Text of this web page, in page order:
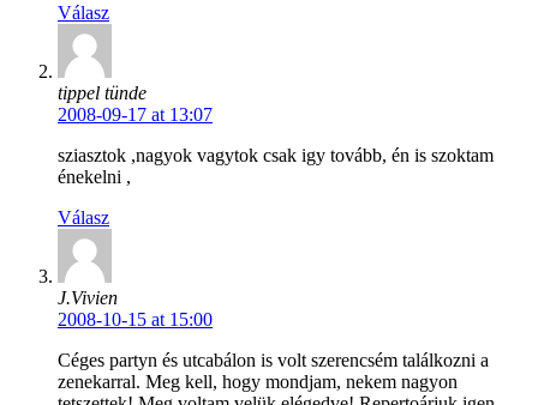
Válasz
tippel tünde
2008-09-17 at 13:07
sziasztok ,nagyok vagytok csak igy tovább, én is szoktam
énekelni ,
Válasz
J.Vivien
2008-10-15 at 15:00
Céges partyn és utcabálon is volt szerencsém találkozni a
zenekarral. Meg kell, hogy mondjam, nekem nagyon